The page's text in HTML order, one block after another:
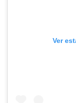
Ver